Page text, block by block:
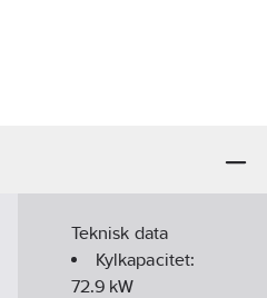
Teknisk data
Kylkapacitet:
72.9 kW